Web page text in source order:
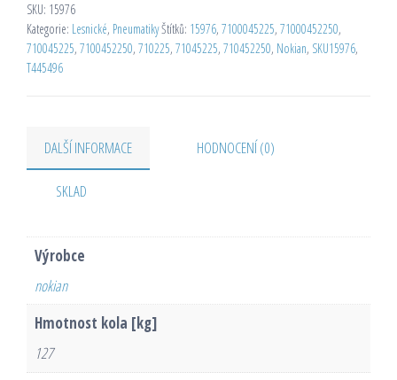
SKU: 15976
Kategorie: Lesnické, PneumatikyŠtítků: 15976, 7100045225, 71000452250,
710045225, 7100452250, 710225, 71045225, 710452250, Nokian, SKU15976,
T445496
DALŠÍ INFORMACE HODNOCENÍ (0)
SKLAD
Výrobce
nokian
Hmotnost kola [kg]
127